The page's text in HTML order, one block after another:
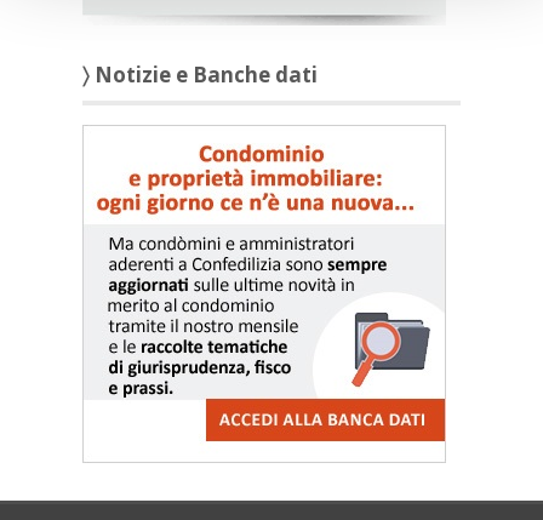
〉 Notizie e Banche dati